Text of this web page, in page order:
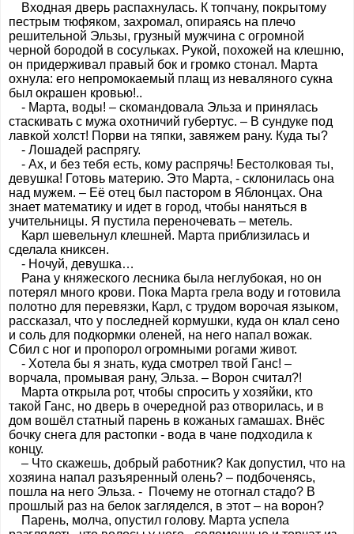
Входная дверь распахнулась. К топчану, покрытому
пестрым тюфяком, захромал, опираясь на плечо
решительной Эльзы, грузный мужчина с огромной
черной бородой в сосульках. Рукой, похожей на клешню,
он придерживал правый бок и громко стонал. Марта
охнула: его непромокаемый плащ из неваляного сукна
был окрашен кровью!..
- Марта, воды! – скомандовала Эльза и принялась
стаскивать с мужа охотничий губертус. – В сундуке под
лавкой холст! Порви на тяпки, завяжем рану. Куда ты?
- Лошадей распрягу.
- Ах, и без тебя есть, кому распрячь! Бестолковая ты,
девушка! Готовь материю. Это Марта, - склонилась она
над мужем. – Её отец был пастором в Яблонцах. Она
знает математику и идет в город, чтобы наняться в
учительницы. Я пустила переночевать – метель.
Карл шевельнул клешней. Марта приблизилась и
сделала книксен.
- Ночуй, девушка…
Рана у княжеского лесника была неглубокая, но он
потерял много крови. Пока Марта грела воду и готовила
полотно для перевязки, Карл, с трудом ворочая языком,
рассказал, что у последней кормушки, куда он клал сено
и соль для подкормки оленей, на него напал вожак.
Сбил с ног и пропорол огромными рогами живот.
- Хотела бы я знать, куда смотрел твой Ганс! –
ворчала, промывая рану, Эльза. – Ворон считал?!
Марта открыла рот, чтобы спросить у хозяйки, кто
такой Ганс, но дверь в очередной раз отворилась, и в
дом вошёл статный парень в кожаных гамашах. Внёс
бочку снега для растопки - вода в чане подходила к
концу.
– Что скажешь, добрый работник? Как допустил, что на
хозяина напал разъяренный олень? – подбоченясь,
пошла на него Эльза. - Почему не отогнал стадо? В
прошлый раз на белок загляделся, в этот – на ворон?
Парень, молча, опустил голову. Марта успела